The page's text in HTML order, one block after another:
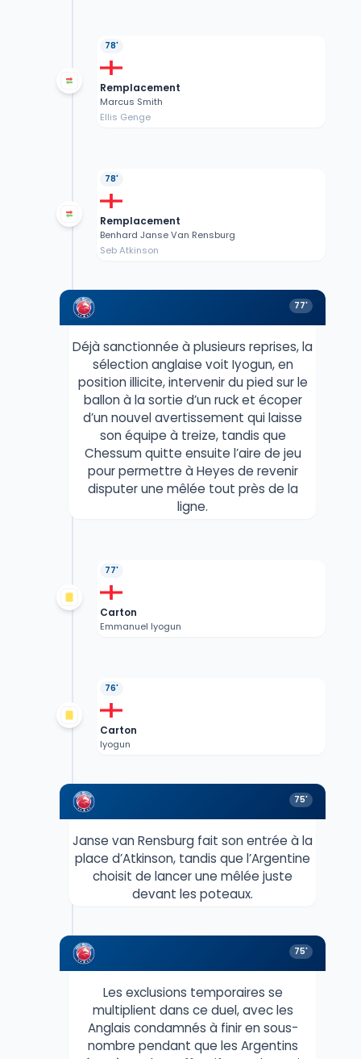
78'
Remplacement
Marcus Smith
Ellis Genge
78'
Remplacement
Benhard Janse Van Rensburg
Seb Atkinson
77'
Déjà sanctionnée à plusieurs reprises, la
sélection anglaise voit Iyogun, en
position illicite, intervenir du pied sur le
ballon à la sortie d’un ruck et écoper
d’un nouvel avertissement qui laisse
son équipe à treize, tandis que
Chessum quitte ensuite l’aire de jeu
pour permettre à Heyes de revenir
disputer une mêlée tout près de la
ligne.
77'
Carton
Emmanuel Iyogun
76'
Carton
Iyogun
75'
Janse van Rensburg fait son entrée à la
place d’Atkinson, tandis que l’Argentine
choisit de lancer une mêlée juste
devant les poteaux.
75'
Les exclusions temporaires se
multiplient dans ce duel, avec les
Anglais condamnés à finir en sous-
nombre pendant que les Argentins